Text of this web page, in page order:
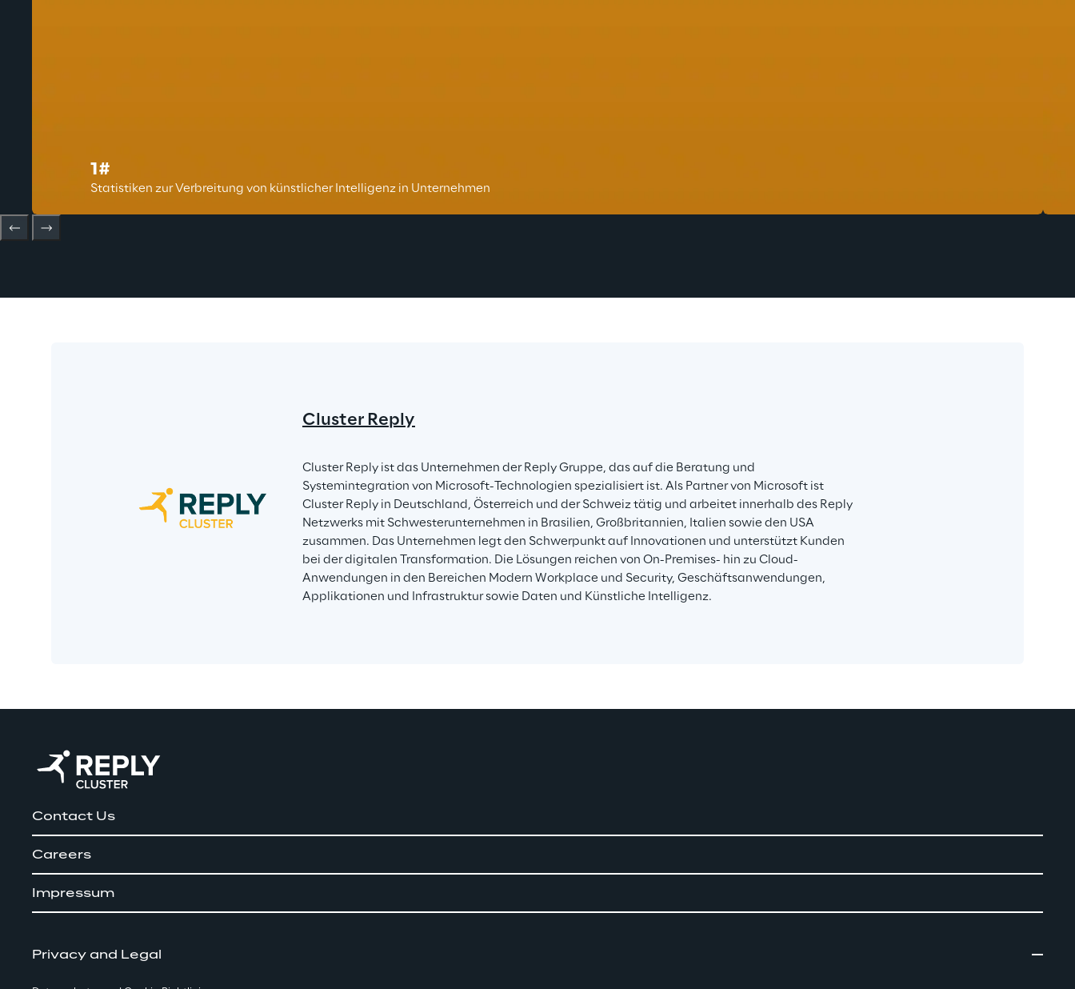
1#
Statistiken zur Verbreitung von künstlicher Intelligenz in Unternehmen
Cluster Reply
Cluster Reply ist das Unternehmen der Reply Gruppe, das auf die Beratung und
Systemintegration von Microsoft-Technologien spezialisiert ist. Als Partner von Microsoft ist
Cluster Reply in Deutschland, Österreich und der Schweiz tätig und arbeitet innerhalb des Reply
Netzwerks mit Schwesterunternehmen in Brasilien, Großbritannien, Italien sowie den USA
zusammen. Das Unternehmen legt den Schwerpunkt auf Innovationen und unterstützt Kunden
bei der digitalen Transformation. Die Lösungen reichen von On-Premises- hin zu Cloud-
Anwendungen in den Bereichen Modern Workplace und Security, Geschäftsanwendungen,
Applikationen und Infrastruktur sowie Daten und Künstliche Intelligenz.
Contact Us
Careers
Impressum
Privacy and Legal